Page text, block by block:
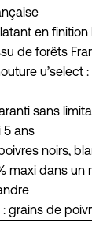
en finition
de forêts
u’select
sans
5 ans
noirs,
maxi dans
: grains de